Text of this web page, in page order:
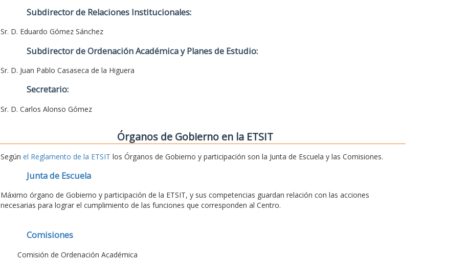
Subdirector de Relaciones Institucionales:
Sr. D. Eduardo Gómez Sánchez
Subdirector de Ordenación Académica y Planes de Estudio:
Sr. D. Juan Pablo Casaseca de la Higuera
Secretario:
Sr. D. Carlos Alonso Gómez
Órganos de Gobierno en la ETSIT
Según el Reglamento de la ETSIT los Órganos de Gobierno y participación son la Junta de Escuela y las Comisiones.
Junta de Escuela
Máximo órgano de Gobierno y participación de la ETSIT, y sus competencias guardan relación con las acciones
necesarias para lograr el cumplimiento de las funciones que corresponden al Centro.
Comisiones
Comisión de Ordenación Académica